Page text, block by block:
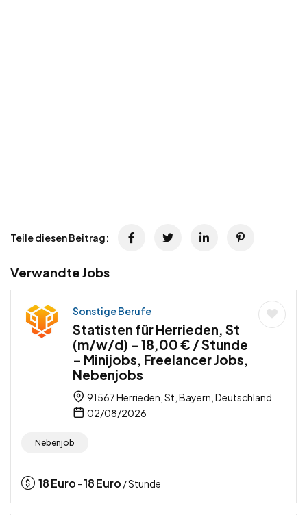
Teile diesen Beitrag:
Verwandte Jobs
Sonstige Berufe
Statisten für Herrieden, St
(m/w/d) – 18,00 € / Stunde
– Minijobs, Freelancer Jobs,
Nebenjobs
91567 Herrieden, St, Bayern, Deutschland
02/08/2026
Nebenjob
18Euro -18Euro / Stunde